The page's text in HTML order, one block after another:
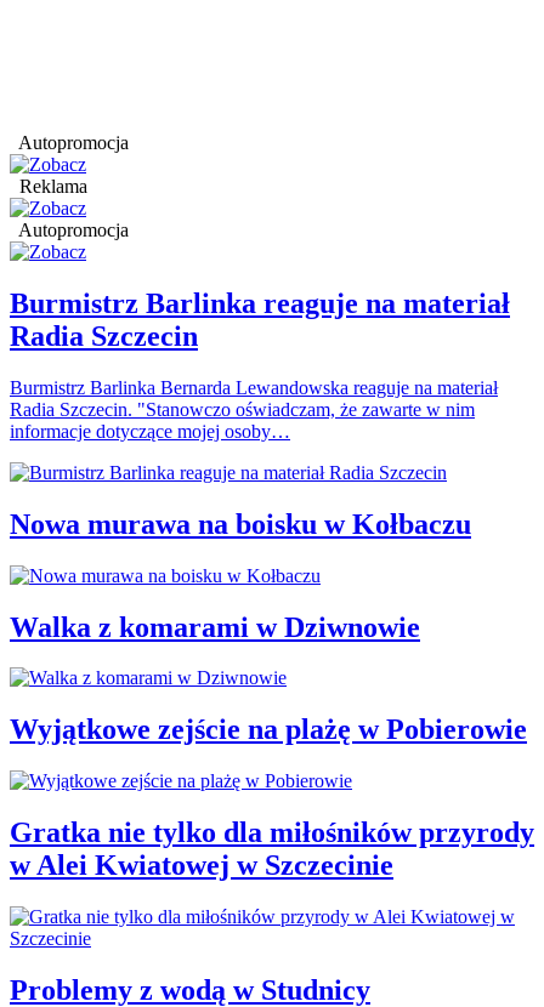
Autopromocja
Reklama
Autopromocja
Burmistrz Barlinka reaguje na materiał
Radia Szczecin
Burmistrz Barlinka Bernarda Lewandowska reaguje na materiał
Radia Szczecin. "Stanowczo oświadczam, że zawarte w nim
informacje dotyczące mojej osoby…
Nowa murawa na boisku w Kołbaczu
Walka z komarami w Dziwnowie
Wyjątkowe zejście na plażę w Pobierowie
Gratka nie tylko dla miłośników przyrody
w Alei Kwiatowej w Szczecinie
Problemy z wodą w Studnicy